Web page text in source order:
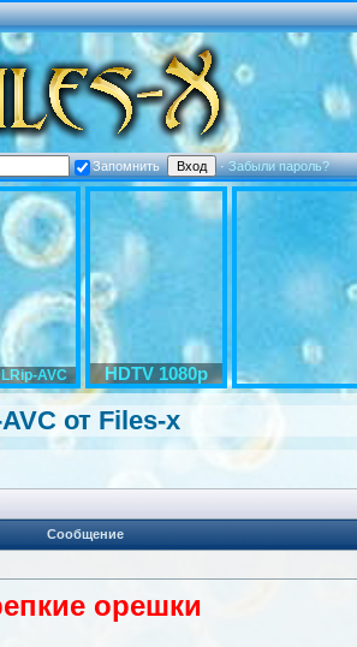
Запомнить ·Забыли пароль?
AVC HDTV 1080p
C от Files-x
Сообщение
орешки